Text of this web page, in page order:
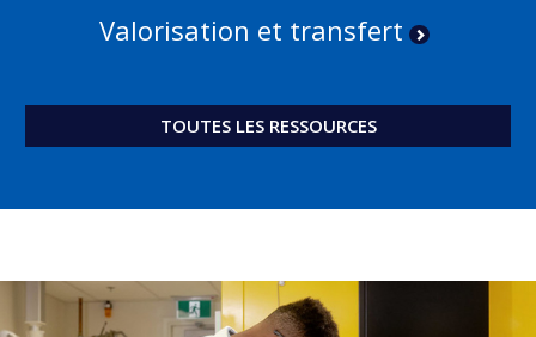
Valorisation et transfert
TOUTES LES RESSOURCES